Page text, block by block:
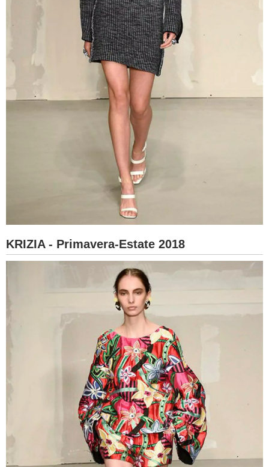
KRIZIA - Primavera-Estate 2018